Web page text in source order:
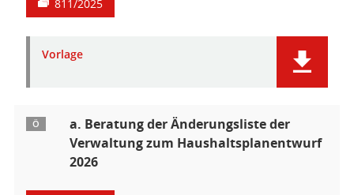
811/2025
Vorlage
Ö
a. Beratung der Änderungsliste der
Verwaltung zum Haushaltsplanentwurf
2026